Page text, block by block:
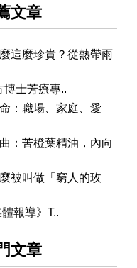
文章
這麼珍貴？從熱帶雨
博士芳療專..
：職場、家庭、愛
：苦橙葉精油，內向
被叫做「窮人的玫
體報導》T..
文章